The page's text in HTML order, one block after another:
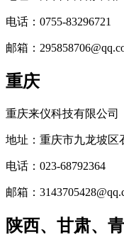
电话：0755-83296721
邮箱：
重庆
重庆来仪科技有限公司
地址：重庆市九龙坡区
电话：023-68792364
邮箱：
陕西、甘肃、